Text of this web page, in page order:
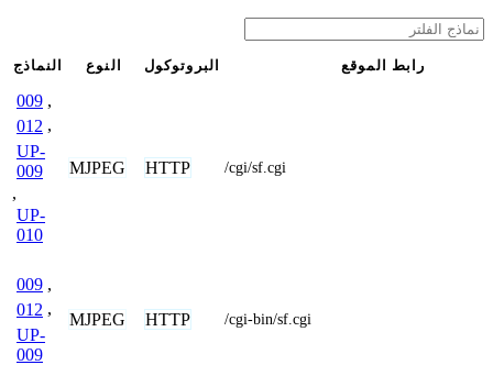
النماذج النوع البروتوكول رابط الموقع
009 ,
012 ,
UP-
009
,
UP-
010
MJPEG HTTP /cgi/sf.cgi
009 ,
012 ,
UP-
009
MJPEG HTTP /cgi-bin/sf.cgi